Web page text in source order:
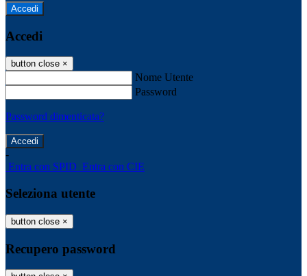
Accedi
Accedi
button close ×
Nome Utente
Password
Password dimenticata?
-
Entra con SPID Entra con CIE
Seleziona utente
button close ×
Recupero password